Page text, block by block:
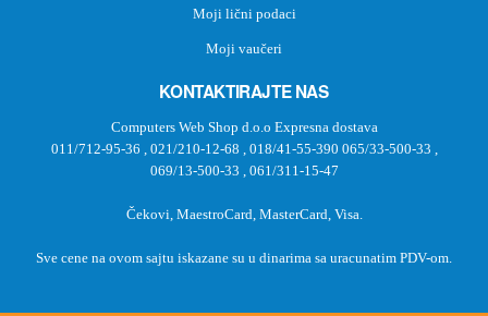
Moji lični podaci
Moji vaučeri
KONTAKTIRAJTE NAS
Computers Web Shop d.o.o Expresna dostava
011/712-95-36 , 021/210-12-68 , 018/41-55-390 065/33-500-33 ,
069/13-500-33 , 061/311-15-47
Čekovi, MaestroCard, MasterCard, Visa.
Sve cene na ovom sajtu iskazane su u dinarima sa uracunatim PDV-om.